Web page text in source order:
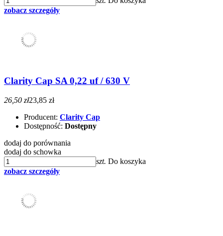
zobacz szczegóły
Clarity Cap SA 0,22 uf / 630 V
26,50 zł23,85 zł
Producent: Clarity Cap
Dostępność: Dostępny
dodaj do porównania
dodaj do schowka
szt. Do koszyka
zobacz szczegóły